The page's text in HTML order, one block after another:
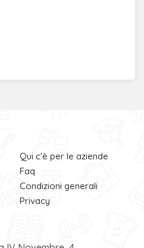
Qui c'è per le aziende
Faq
Condizioni generali
Privacy